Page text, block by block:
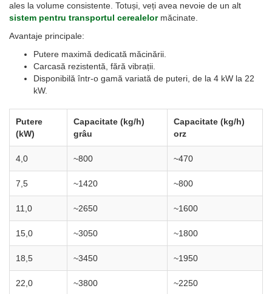
ales la volume consistente. Totuși, veți avea nevoie de un alt
sistem pentru transportul cerealelormăcinate.
Avantaje principale:
Putere maximă dedicată măcinării.
Carcasă rezistentă, fără vibrații.
Disponibilă într-o gamă variată de puteri, de la 4 kW la 22
kW.
Putere
(kW)
Capacitate (kg/h)
grâu
Capacitate (kg/h)
orz
4,0 ~800 ~470
7,5 ~1420 ~800
11,0 ~2650 ~1600
15,0 ~3050 ~1800
18,5 ~3450 ~1950
22,0 ~3800 ~2250